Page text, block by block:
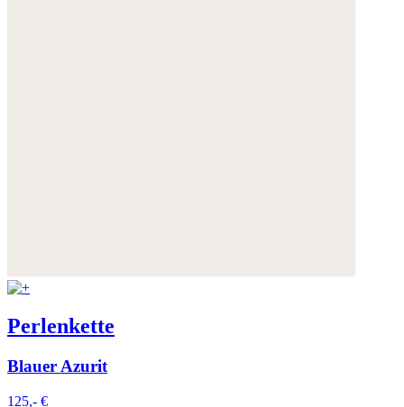
Perlenkette
Blauer Azurit
125,- €